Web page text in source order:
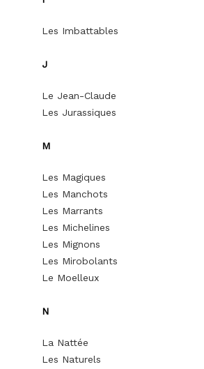
Les Imbattables
J
Le Jean-Claude
Les Jurassiques
M
Les Magiques
Les Manchots
Les Marrants
Les Michelines
Les Mignons
Les Mirobolants
Le Moelleux
N
La Nattée
Les Naturels